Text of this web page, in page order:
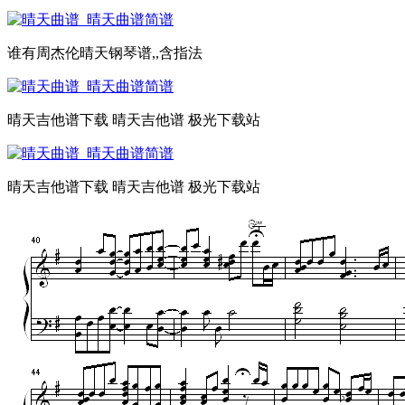
谁有周杰伦晴天钢琴谱,,含指法
晴天吉他谱下载 晴天吉他谱 极光下载站
晴天吉他谱下载 晴天吉他谱 极光下载站